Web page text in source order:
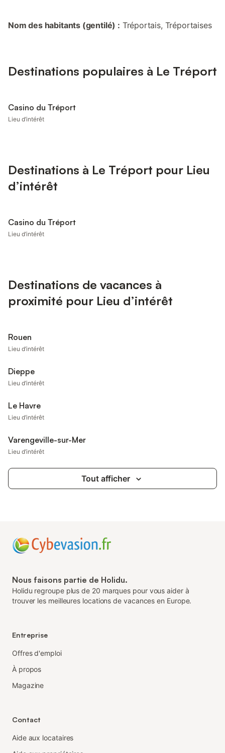
Nom des habitants (gentilé) : Tréportais, Tréportaises
Destinations populaires à Le Tréport
Casino du Tréport
Lieu d’intérêt
Destinations à Le Tréport pour Lieu
d’intérêt
Casino du Tréport
Lieu d’intérêt
Destinations de vacances à
proximité pour Lieu d’intérêt
Rouen
Lieu d’intérêt
Dieppe
Lieu d’intérêt
Le Havre
Lieu d’intérêt
Varengeville-sur-Mer
Lieu d’intérêt
Tout afficher
Nous faisons partie de Holidu.
Holidu regroupe plus de 20 marques pour vous aider à
trouver les meilleures locations de vacances en Europe.
Entreprise
Offres d'emploi
À propos
Magazine
Contact
Aide aux locataires